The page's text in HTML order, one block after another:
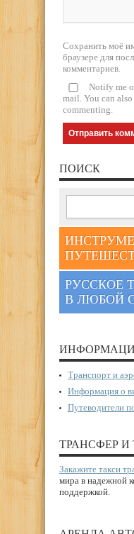
Сохранить моё
браузере для
комментариев.
Notify me
mail. You can also
commenting.
ПОИСК
РУССКОЕ
В ЛЮБОЙ
Транспорт и
Информация о
Путеводители
ТРАНСФЕР И
Закажите такси
мира в надежной
поддержкой.